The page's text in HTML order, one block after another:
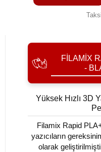
FILAMIX
-
Yüksek Hızlı 3D
Filamix Rapid
yazıcıların
olarak